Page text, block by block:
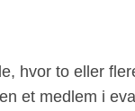
hvor to eller
et medlem i